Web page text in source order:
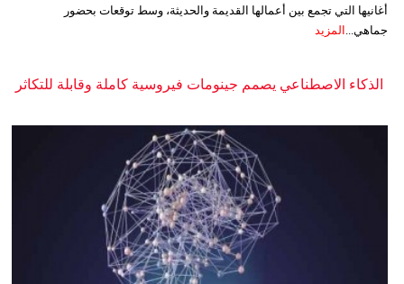
أغانيها التي تجمع بين أعمالها القديمة والحديثة، وسط توقعات بحضور
جماهي... المزيد
الذكاء الاصطناعي يصمم جينومات فيروسية كاملة وقابلة للتكاثر